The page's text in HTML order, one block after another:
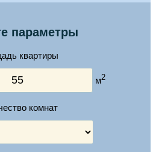
параметры
квартиры
м2
комнат